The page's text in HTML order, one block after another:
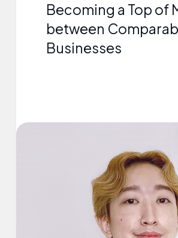
Becoming a Top of
between
Businesses